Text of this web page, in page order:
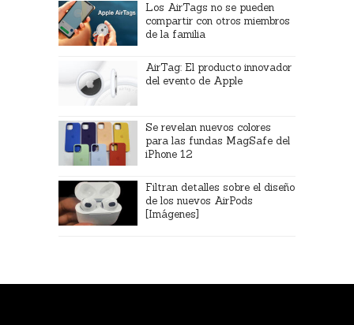
Los AirTags no se pueden
compartir con otros miembros
de la familia
AirTag: El producto innovador
del evento de Apple
Se revelan nuevos colores
para las fundas MagSafe del
iPhone 12
Filtran detalles sobre el diseño
de los nuevos AirPods
[Imágenes]